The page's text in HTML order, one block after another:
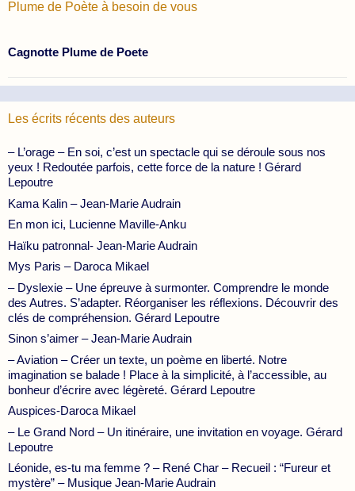
Plume de Poète à besoin de vous
Cagnotte Plume de Poete
Les écrits récents des auteurs
– L’orage – En soi, c’est un spectacle qui se déroule sous nos
yeux ! Redoutée parfois, cette force de la nature ! Gérard
Lepoutre
Kama Kalin – Jean-Marie Audrain
En mon ici, Lucienne Maville-Anku
Haïku patronnal- Jean-Marie Audrain
Mys Paris – Daroca Mikael
– Dyslexie – Une épreuve à surmonter. Comprendre le monde
des Autres. S’adapter. Réorganiser les réflexions. Découvrir des
clés de compréhension. Gérard Lepoutre
Sinon s’aimer – Jean-Marie Audrain
– Aviation – Créer un texte, un poème en liberté. Notre
imagination se balade ! Place à la simplicité, à l’accessible, au
bonheur d’écrire avec légèreté. Gérard Lepoutre
Auspices-Daroca Mikael
– Le Grand Nord – Un itinéraire, une invitation en voyage. Gérard
Lepoutre
Léonide, es-tu ma femme ? – René Char – Recueil : “Fureur et
mystère” – Musique Jean-Marie Audrain